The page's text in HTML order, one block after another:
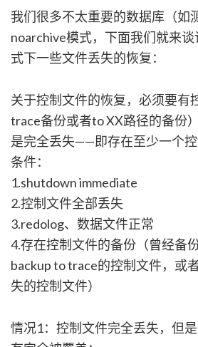
我们很多不太重要的数据库（如
noarchive模式，下面我们就来
式下一些文件丢失的恢复：
关于控制文件的恢复，必须要有
trace备份或者to XX路径的备份
是完全丢失——即存在至少一个控
条件：
1.shutdown immediate
2.控制文件全部丢失
3.redolog、数据文件正常
4.存在控制文件的备份（曾经备
backup to trace的控制文件，或
失的控制文件）
情况1：控制文件完全丢失，但